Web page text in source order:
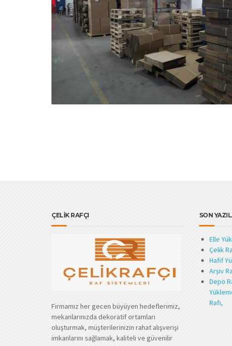
ÇELİK RAFÇI
Firmamız her gecen büyüyen hedeflerimiz,
mekanlarınızda dekoratif ortamları
oluşturmak, müşterilerinizin rahat alışverişi
imkanlarını sağlamak, kaliteli ve güvenilir
SON
Elle
Çelik
Hafif
Arşiv
Depo
Rafı,